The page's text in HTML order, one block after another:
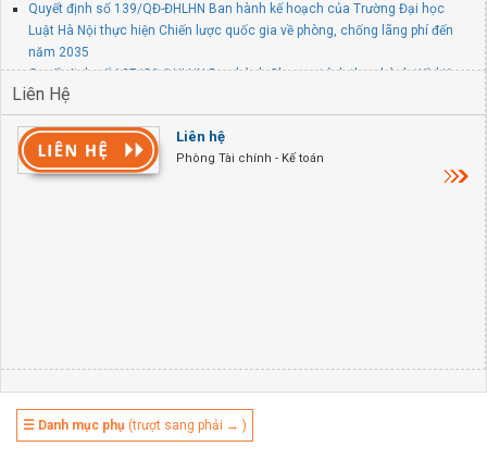
Quyết định số 139/QĐ-ĐHLHN Ban hành kế hoạch của Trường Đại học
Luật Hà Nội thực hiện Chiến lược quốc gia về phòng, chống lãng phí đến
năm 2035
Quyết định số 137/QĐ-ĐHLHN Ban hành Chương trình thực hành tiết kiệm,
chống lãng phí năm 2026 của Trường Đại học Luật Hà Nội
Quyết định số 845/QĐ-ĐHLHN V/v thành lập Ban chỉ đạo PCCC và CNCH
tại trụ sở chính Trường Đại học Luật Hà Nội
Liên Hệ
Liên hệ
Phòng Tài chính - Kế toán
☰ Danh mục phụ (trượt sang phải → )